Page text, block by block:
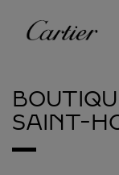
Cartier
SAINT-